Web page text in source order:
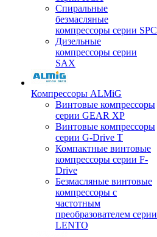
Спиральные
безмасляные
компрессоры серии SPC
Дизельные
компрессоры серии
SAX
Компрессоры ALMiG
Винтовые компрессоры
серии GEAR XP
Винтовые компрессоры
серии G-Drive T
Компактные винтовые
компрессоры серии F-
Drive
Безмасляные винтовые
компрессоры с
частотным
преобразователем серии
LENTO